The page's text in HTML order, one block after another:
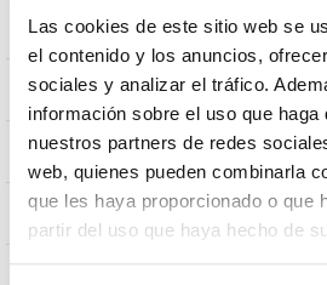
Las cookies de este sitio web se
el contenido y los anuncios,
sociales y analizar el tráfico.
información sobre el uso que haga
nuestros partners de redes
web, quienes pueden combinarla
que les haya proporcionado o que
partir del uso que haya hecho de
Montaje
Resistencia al Viento
Peso
Dimensiones